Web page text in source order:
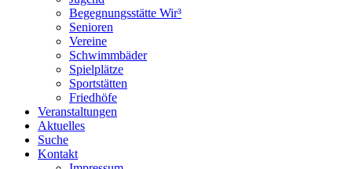
Begegnungsstätte Wir³
Senioren
Vereine
Schwimmbäder
Spielplätze
Sportstätten
Friedhöfe
Veranstaltungen
Aktuelles
Suche
Kontakt